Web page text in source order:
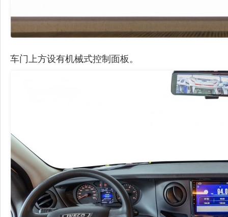
车门上方设有机械式控制面板。